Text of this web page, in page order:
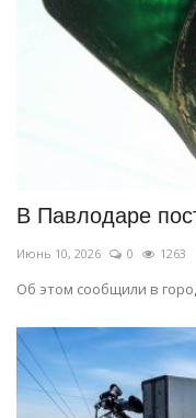
В Павлодаре
Июнь 10, 2026 0 1263
Об этом сообщили в